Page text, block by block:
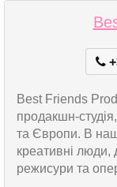
Best Friends
продакшн-
та Європи. В
креативні люди,
режисури та